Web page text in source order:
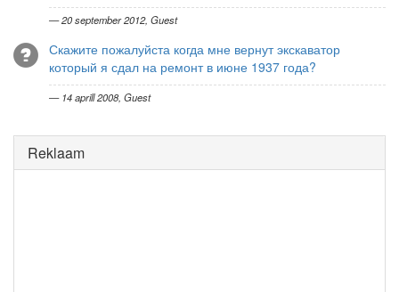
— 20 september 2012, Guest
Скажите пожалуйста когда мне вернут экскаватор
который я сдал на ремонт в июне 1937 года?
— 14 aprill 2008, Guest
Reklaam